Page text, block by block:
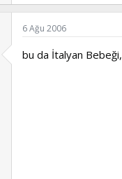
6 Ağu 2006
bu da İtalyan Bebeği,